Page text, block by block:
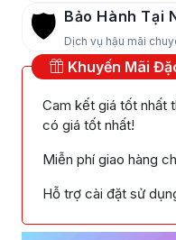
🛡️ Bảo Hành Tại
Dịch vụ hậu mãi
Khuyến Mãi
Cam kết giá tốt nhất
có giá tốt nhất!
Miễn phí giao hàng
Hỗ trợ cài đặt sử